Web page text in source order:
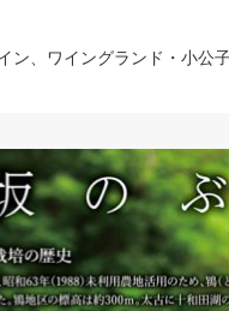
ン、ワイングランド・小公